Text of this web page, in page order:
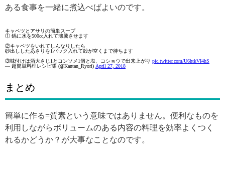
ある食事を一緒に煮込べばよいのです。
キャベツとアサリの簡単スープ
① 鍋に水を500cc入れて沸騰させます
②キャベツをいれてしんなりしたら
砂出ししたあさりを1パック入れて殻が空くまで待ちます
③味付けは酒大さじ1とコンソメ1個と塩、コショウで出来上がり pic.twitter.com/U6htkVI4hS
— 超簡単料理レシピ集 (@Kantan_Ryori) April 27, 2018
まとめ
簡単に作る=質素という意味ではありません。便利なものを
利用しながらボリュームのある内容の料理を効率よくつく
れるかどうか？が大事なことなのです。